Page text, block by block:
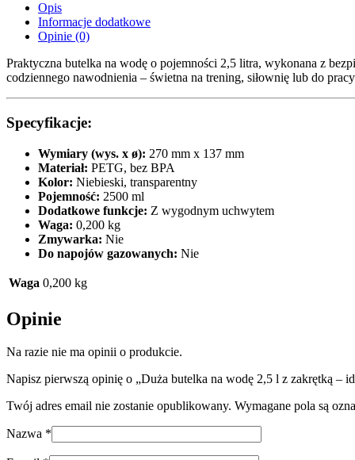
Zawory do wody
Zbiorniki ciśnieniowe
Elementy montazowe
Opis
Informacje dodatkowe
Opinie (0)
Praktyczna butelka na wodę o pojemności 2,5 litra, wykonana z
codziennego nawodnienia – świetna na trening, siłownię lub do
Specyfikacje:
Wymiary (wys. x ø): 270 mm x 137 mm
Materiał: PETG, bez BPA
Kolor: Niebieski, transparentny
Pojemność: 2500 ml
Dodatkowe funkcje: Z wygodnym uchwytem
Waga: 0,200 kg
Zmywarka: Nie
Do napojów gazowanych: Nie
Waga 0,200 kg
Opinie
Na razie nie ma opinii o produkcie.
Napisz pierwszą opinię o „Duża butelka na wodę 2,5 l z zakrętką –
Twój adres email nie zostanie opublikowany. Wymagane pola są
Nazwa *